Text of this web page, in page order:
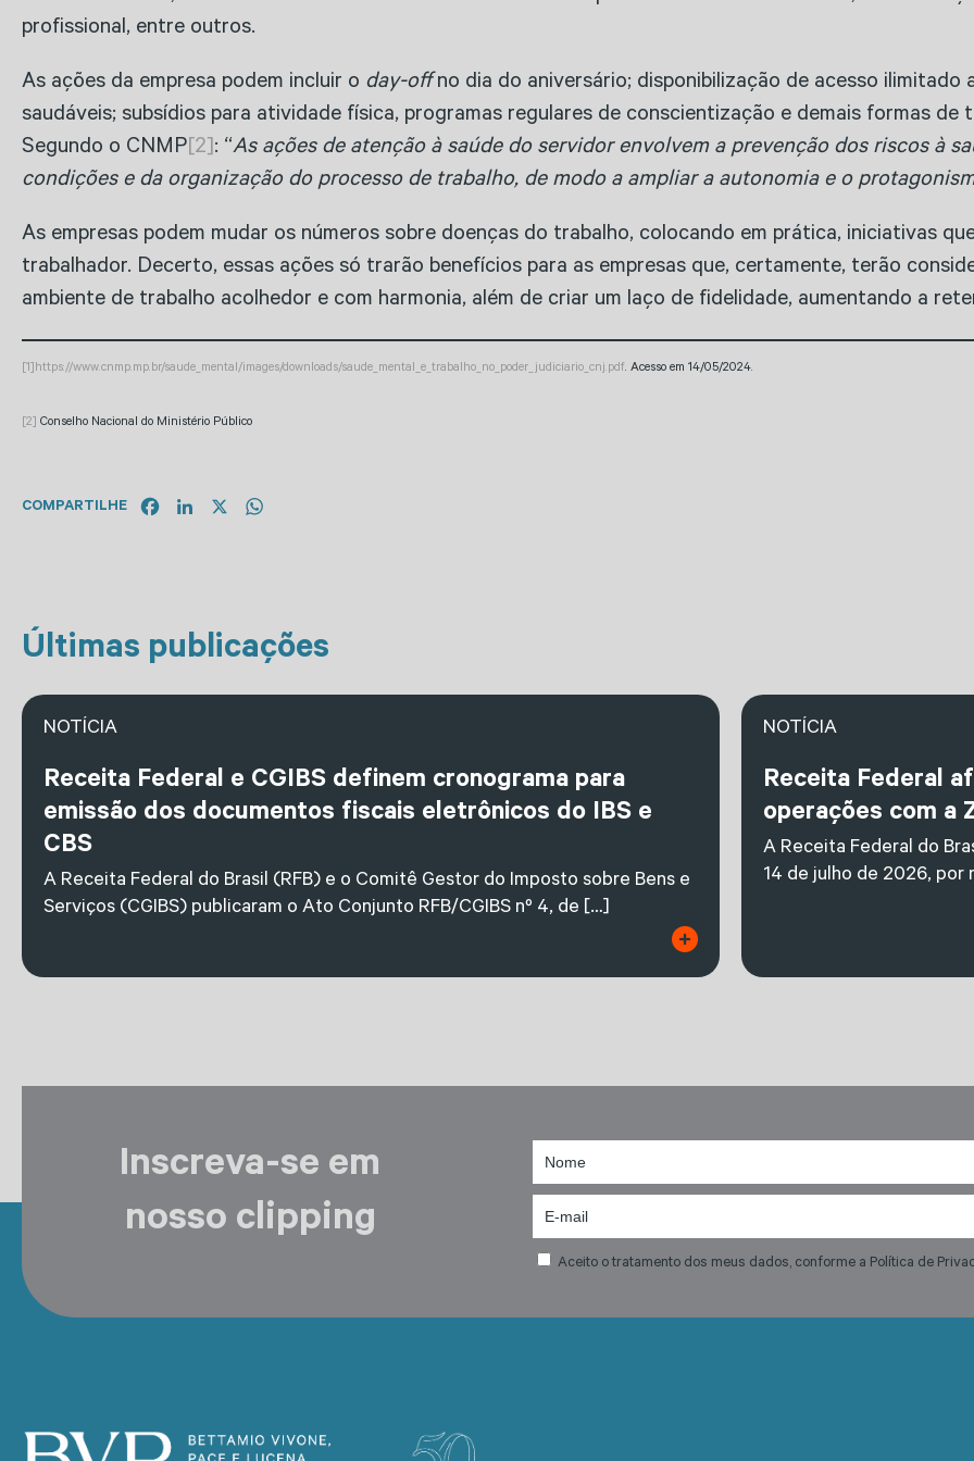
profissional, entre outros.
As ações da empresa podem incluir o day-offno dia do aniversário; disponibilização de acesso
saudáveis; subsídios para atividade física, programas regulares de conscientização e demais formas
Segundo o CNMP[2]: “As ações de atenção à saúde do servidor envolvem a prevenção dos riscos à
condições e da organização do processo de trabalho, de modo a ampliar a autonomia e o
As empresas podem mudar os números sobre doenças do trabalho, colocando em prática, iniciativas
trabalhador. Decerto, essas ações só trarão benefícios para as empresas que, certamente, terão
ambiente de trabalho acolhedor e com harmonia, além de criar um laço de fidelidade, aumentando a
[1] https://www.cnmp.mp.br/saude_mental/images/downloads/saude_mental_e_trabalho_no_poder_judiciario_cnj.pdf. Acesso em 14/05/2024.
[2] Conselho Nacional do Ministério Público
COMPARTILHE FacebookLinkedIn
Últimas publicações
NOTÍCIA
Receita Federal e CGIBS definem cronograma para
emissão dos documentos fiscais eletrônicos do IBS e
CBS
A Receita Federal do Brasil (RFB) e o Comitê Gestor do Imposto sobre Bens e
Serviços (CGIBS) publicaram o Ato Conjunto RFB/CGIBS nº 4, de […]
NOTÍCIA
Receita Federal
operações com a
A Receita Federal do
14 de julho de 2026,
Inscreva-se em
nosso clipping
Aceito o tratamento dos meus dados, conforme a Política de